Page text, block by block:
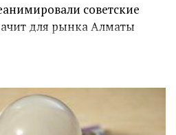
советские
для рынка Алматы